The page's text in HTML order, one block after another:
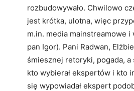
rozbudowywało. Chwilowo
jest krótka, ulotna, więc
m.in. media mainstreamowe i
pan Igor). Pani Radwan,
śmiesznej retoryki, pogada,
kto wybierał ekspertów i kto
się wypowiadał ekspert